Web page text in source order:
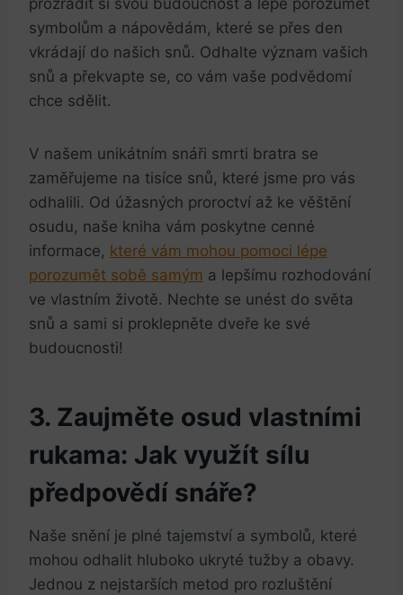
prozradit si ​svou budoucnost a lépe⁤ porozumět
⁣symbolům a nápovědám, které se přes ​den
vkrádají do ⁣našich snů. ‍Odhalte​ význam vašich​
snů ​a překvapte​ se, ​co vám vaše podvědomí
chce ‌sdělit.
V našem‍ unikátním snáři smrti bratra se⁢
zaměřujeme ‌na tisíce snů,​ které jsme⁢ pro vás
odhalili. ⁢Od úžasných proroctví až ke⁢ věštění⁢
osudu, naše ⁤kniha ‍vám poskytne‍ cenné
informace, které vám mohou pomoci lépe
porozumět​ sobě⁢ samým a lepšímu rozhodování
ve vlastním životě. Nechte se ‌unést do‍ světa ​
snů a ‌sami si proklepněte dveře⁤ ke⁣ své
budoucnosti!
3. Zaujměte osud ​vlastními‌
rukama:​ Jak⁣ využít sílu
předpovědí​ snáře?
Naše snění je⁢ plné⁢ tajemství ‌a symbolů,⁤ které
mohou ⁣odhalit hluboko⁤ ukryté tužby a obavy.
⁣Jednou‌ z nejstarších metod⁣ pro rozluštění